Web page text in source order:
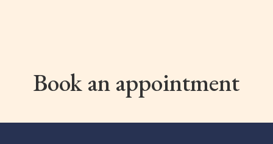
Book an appointment